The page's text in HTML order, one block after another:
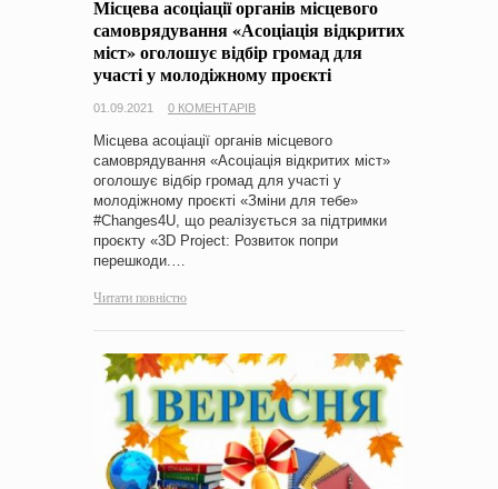
Місцева асоціації органів місцевого
самоврядування «Асоціація відкритих
міст» оголошує відбір громад для
участі у молодіжному проєкті
01.09.2021 0 КОМЕНТАРІВ
Місцева асоціації органів місцевого
самоврядування «Асоціація відкритих міст»
оголошує відбір громад для участі у
молодіжному проєкті «Зміни для тебе»
#Changes4U, що реалізується за підтримки
проєкту «3D Project: Розвиток попри
перешкоди.…
Читати повністю